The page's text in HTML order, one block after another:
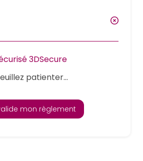
3DSecure
patienter...
mon règlement